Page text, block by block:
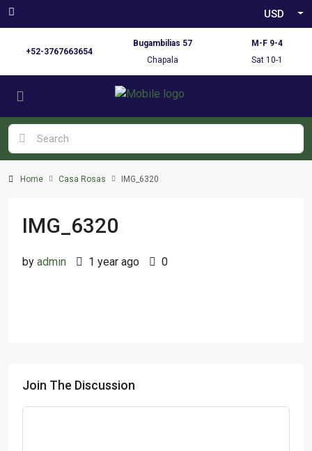
USD
+52-3767663654
Bugambilias 57
Chapala
M-F 9-4
Sat 10-1
Home Casa Rosas IMG_6320
IMG_6320
by admin 1 year ago 0
Join The Discussion